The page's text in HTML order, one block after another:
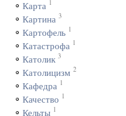
Карта 1
Картина 3
Картофель 1
Катастрофа 1
Католик 3
Католицизм 2
Кафедра 1
Качество 1
Кельты 1